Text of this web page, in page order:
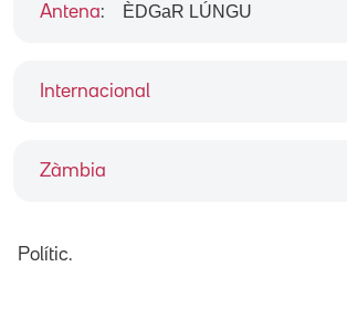
Internacional
Zàmbia
Antena: ÈDGaR LÚNGU
Polític.